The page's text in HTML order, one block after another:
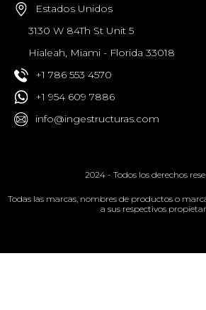
Estados Unidos
3130 W 84Th St Unit 5
Hialeah, Miami - Florida 33018
+1 786 553 4570
+1 954 609 7886
info@ingestructuras.com
2024 - Todos los derechos
Todas las marcas, nombres de productos o
a sus respectivos